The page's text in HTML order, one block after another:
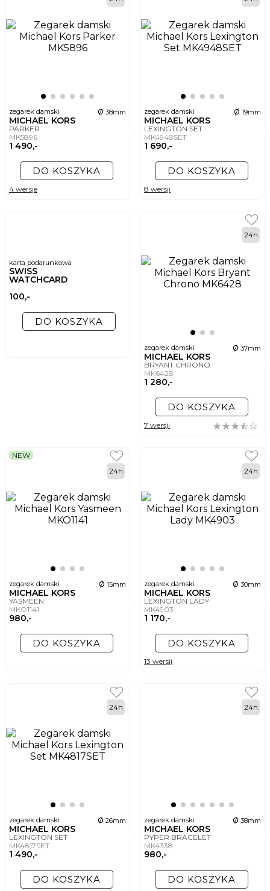
zegarek damski ø 38mm
MICHAEL KORS
PARKER
MK5896
1 490,-
DO KOSZYKA
4 wersje
zegarek damski ø 19mm
MICHAEL KORS
LEXINGTON SET
MK4948SET
1 690,-
DO KOSZYKA
8 wersji
karta podarunkowa
SWISS
WATCHCARD
100,-
DO KOSZYKA
zegarek damski ø 37mm
MICHAEL KORS
BRYANT CHRONO
MK6428
1 280,-
24h
DO KOSZYKA
7 wersji
zegarek damski ø 15mm
MICHAEL KORS
YASMEEN
MKO1141
980,-
NEW
24h
DO KOSZYKA
zegarek damski ø 30mm
MICHAEL KORS
LEXINGTON LADY
MK4903
1 170,-
24h
DO KOSZYKA
13 wersji
zegarek damski ø 26mm
MICHAEL KORS
LEXINGTON SET
MK4817SET
1 490,-
24h
DO KOSZYKA
zegarek damski ø 38mm
MICHAEL KORS
PYPER BRACELET
MK4338
980,-
24h
DO KOSZYKA